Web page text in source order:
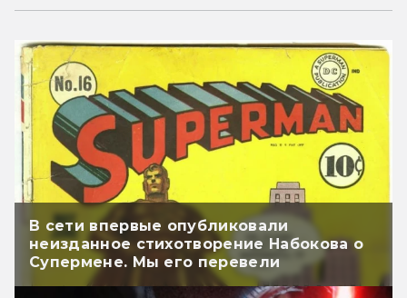
В сети впервые опубликовали
неизданное стихотворение Набокова о
Супермене. Мы его перевели